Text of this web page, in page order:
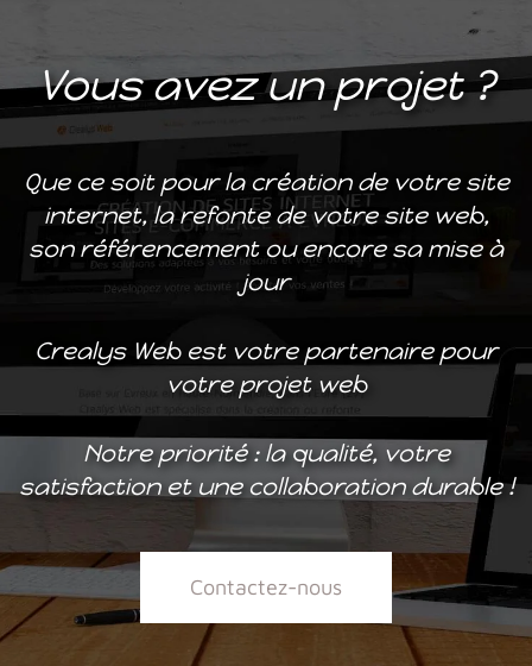
Vous avez un projet ?
Que ce soit pour la création de votre site
internet, la refonte de votre site web,
son référencement ou encore sa mise à
jour
Crealys Web est votre partenaire pour
votre projet web
Notre priorité : la qualité, votre
satisfaction et une collaboration durable !
Contactez-nous